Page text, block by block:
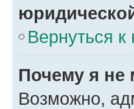
Вернуться к
Почему я не
Возможно,